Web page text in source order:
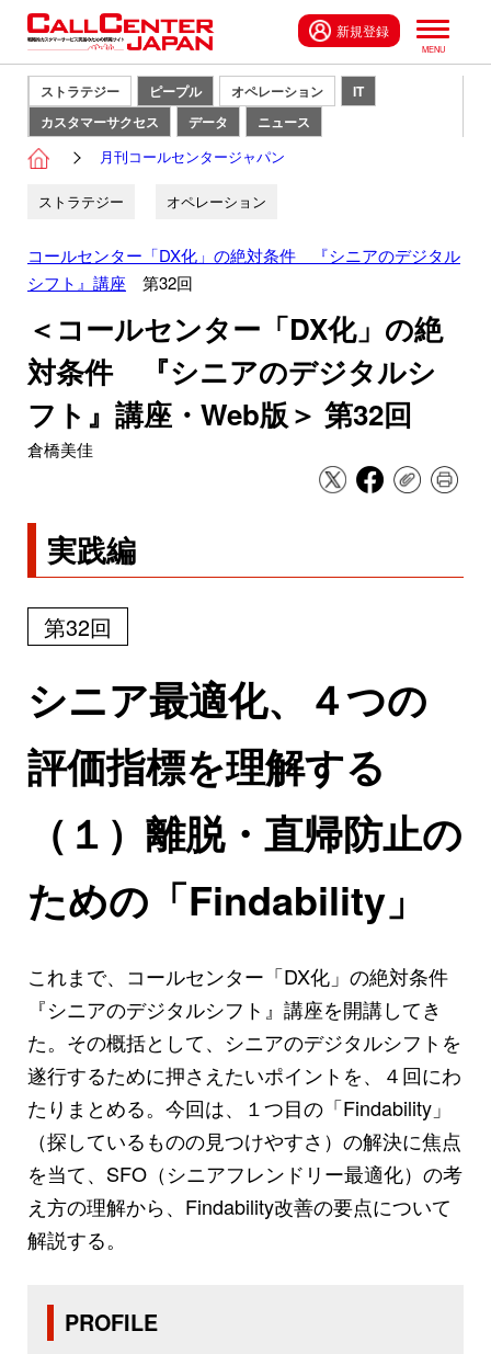
新規登録
ストラテジー ピープル オペレーション
IT
カスタマーサクセス
データ ニュース
月刊コールセンタージャパン
ストラテジー オペレーション
コールセンター「DX化」の絶対条件 『シニアのデジタル
シフト』講座 第32回
＜コールセンター「DX化」の絶
対条件 『シニアのデジタルシ
フト』講座・Web版＞ 第32回
倉橋美佳
実践編
第32回
シニア最適化、４つの
評価指標を理解する
（１）離脱・直帰防止の
ための「Findability」
これまで、コールセンター「DX化」の絶対条件
『シニアのデジタルシフト』講座を開講してき
た。その概括として、シニアのデジタルシフトを
遂行するために押さえたいポイントを、４回にわ
たりまとめる。今回は、１つ目の「Findability」
（探しているものの見つけやすさ）の解決に焦点
を当て、SFO（シニアフレンドリー最適化）の考
え方の理解から、Findability改善の要点について
解説する。
PROFILE